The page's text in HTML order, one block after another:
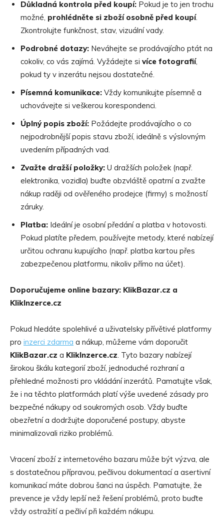
Důkladná kontrola před koupí: Pokud je to jen trochu
možné, prohlédněte si zboží osobně před koupí.
Zkontrolujte funkčnost, stav, vizuální vady.
Podrobné dotazy: Neváhejte se prodávajícího ptát na
cokoliv, co vás zajímá. Vyžádejte si více fotografií,
pokud ty v inzerátu nejsou dostatečné.
Písemná komunikace: Vždy komunikujte písemně a
uchovávejte si veškerou korespondenci.
Úplný popis zboží: Požádejte prodávajícího o co
nejpodrobnější popis stavu zboží, ideálně s výslovným
uvedením případných vad.
Zvažte dražší položky: U dražších položek (např.
elektronika, vozidla) buďte obzvláště opatrní a zvažte
nákup raději od ověřeného prodejce (firmy) s možností
záruky.
Platba: Ideální je osobní předání a platba v hotovosti.
Pokud platíte předem, používejte metody, které nabízejí
určitou ochranu kupujícího (např. platba kartou přes
zabezpečenou platformu, nikoliv přímo na účet).
Doporučujeme online bazary: KlikBazar.cz a
KlikInzerce.cz
Pokud hledáte spolehlivé a uživatelsky přívětivé platformy
pro inzerci zdarma a nákup, můžeme vám doporučit
KlikBazar.cz a KlikInzerce.cz. Tyto bazary nabízejí
širokou škálu kategorií zboží, jednoduché rozhraní a
přehledné možnosti pro vkládání inzerátů. Pamatujte však,
že i na těchto platformách platí výše uvedené zásady pro
bezpečné nákupy od soukromých osob. Vždy buďte
obezřetní a dodržujte doporučené postupy, abyste
minimalizovali riziko problémů.
Vracení zboží z internetového bazaru může být výzva, ale
s dostatečnou přípravou, pečlivou dokumentací a asertivní
komunikací máte dobrou šanci na úspěch. Pamatujte, že
prevence je vždy lepší než řešení problémů, proto buďte
vždy ostražití a pečliví při každém nákupu.